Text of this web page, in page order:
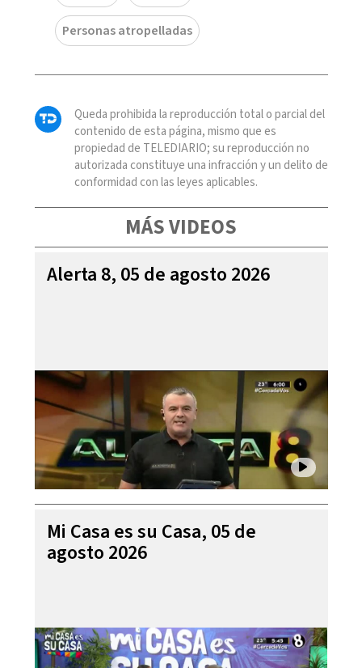
Personas atropelladas
Queda prohibida la reproducción total o parcial del
contenido de esta página, mismo que es
propiedad de TELEDIARIO; su reproducción no
autorizada constituye una infracción y un delito de
conformidad con las leyes aplicables.
MÁS VIDEOS
Alerta 8, 05 de agosto 2026
Mi Casa es su Casa, 05 de
agosto 2026